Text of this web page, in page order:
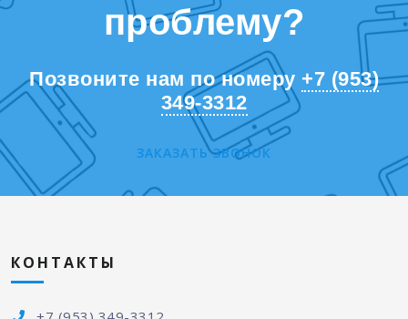
проблему?
Позвоните нам по номеру +7 (953)
349-3312
ЗАКАЗАТЬ ЗВОНОК
КОНТАКТЫ